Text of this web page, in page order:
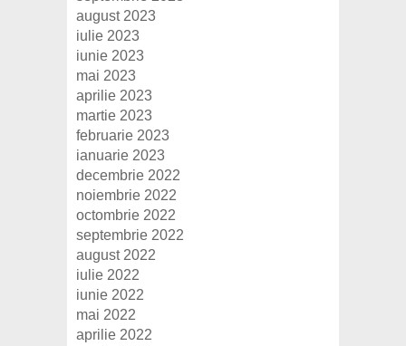
august 2023
iulie 2023
iunie 2023
mai 2023
aprilie 2023
martie 2023
februarie 2023
ianuarie 2023
decembrie 2022
noiembrie 2022
octombrie 2022
septembrie 2022
august 2022
iulie 2022
iunie 2022
mai 2022
aprilie 2022